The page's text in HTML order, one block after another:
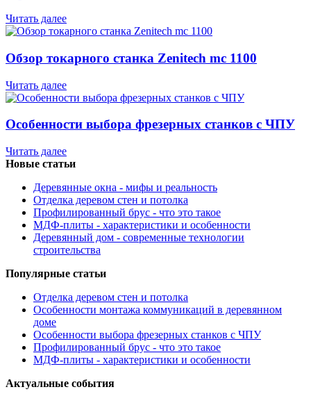
Читать далее
Обзор токарного станка Zenitech mc 1100
Читать далее
Особенности выбора фрезерных станков с ЧПУ
Читать далее
Новые статьи
Деревянные окна - мифы и реальность
Отделка деревом стен и потолка
Профилированный брус - что это такое
МДФ-плиты - характеристики и особенности
Деревянный дом - современные технологии
строительства
Популярные статьи
Отделка деревом стен и потолка
Особенности монтажа коммуникаций в деревянном
доме
Особенности выбора фрезерных станков с ЧПУ
Профилированный брус - что это такое
МДФ-плиты - характеристики и особенности
Актуальные события